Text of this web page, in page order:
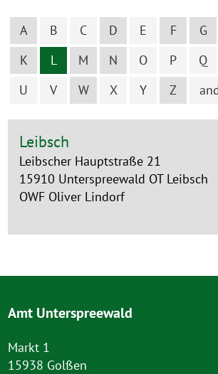
A B C D E F G
K
L M N O P Q
U
V W X Y Z
Leibsch
Leibscher Hauptstraße 21
15910 Unterspreewald OT Leibsch
OWF Oliver Lindorf
Amt Unterspreewald
Markt 1
15938 Golßen